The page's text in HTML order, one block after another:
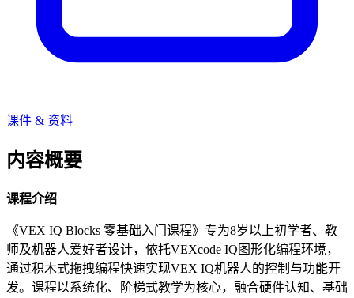
课件 & 资料
内容概要
课程介绍
《VEX IQ Blocks 零基础入门课程》专为8岁以上初学者、教
师及机器人爱好者设计，依托VEXcode IQ图形化编程环境，
通过积木式拖拽编程快速实现VEX IQ机器人的控制与功能开
发。课程以系统化、阶梯式教学为核心，融合硬件认知、基础